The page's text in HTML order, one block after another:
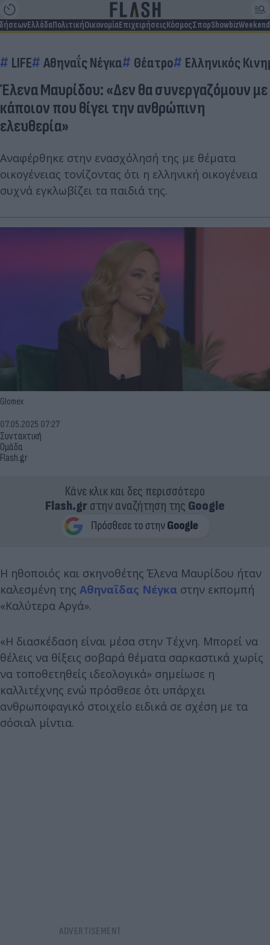
ΕλλάδαΠολιτικήΟικονομίαΕπιχειρήσειςΚόσμοςΣπορShowbizWeekend
LIFE Αθηναΐς Νέγκα Θέατρο Ελληνικός
Έλενα Μαυρίδου: «Δεν θα συνεργαζόμουν με
κάποιον που θίγει την ανθρώπινη
ελευθερία»
Αναφέρθηκε στην ενασχόλησή της με θέματα
οικογένειας τονίζοντας ότι η ελληνική οικογένεια
συχνά εγκλωβίζει τα παιδιά της.
Glomex
Συντακτική
Ομάδα
Flash.gr
07.05.2025 07:27
Κάνε κλικ και δες περισσότερο
Flash.grστην αναζήτηση της Google
Η ηθοποιός και σκηνοθέτης Έλενα Μαυρίδου ήταν
καλεσμένη της Αθηναΐδας Νέγκα στην εκπομπή
«Καλύτερα Αργά».
«Η διασκέδαση είναι μέσα στην Τέχνη. Μπορεί να
θέλεις να θίξεις σοβαρά θέματα σαρκαστικά χωρίς
να τοποθετηθείς ιδεολογικά» σημείωσε η
καλλιτέχνης ενώ πρόσθεσε ότι υπάρχει
ανθρωποφαγικό στοιχείο ειδικά σε σχέση με τα
σόσιαλ μίντια.